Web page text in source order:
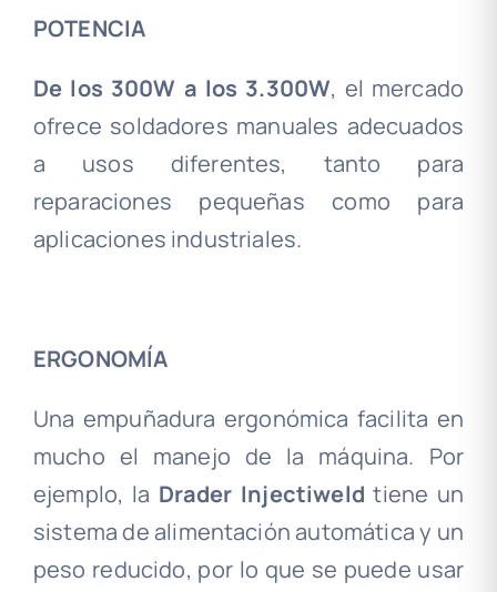
POTENCIA
De los 300W a los 3.300W, el mercado
ofrece soldadores manuales adecuados
a usos diferentes, tanto para
reparaciones pequeñas como para
aplicaciones industriales.
ERGONOMÍA
Una empuñadura ergonómica facilita en
mucho el manejo de la máquina. Por
ejemplo, la Drader Injectiweld tiene un
sistema de alimentación automática y un
peso reducido, por lo que se puede usar